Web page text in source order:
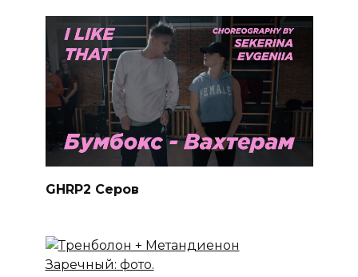
GHRP2 Серов